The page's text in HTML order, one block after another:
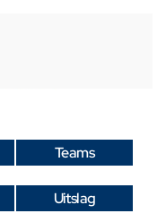
Teams
Uitslag